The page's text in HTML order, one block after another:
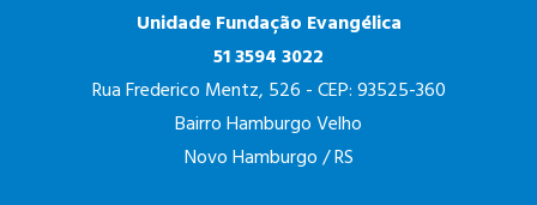
Unidade Fundação Evangélica
51 3594 3022
Rua Frederico Mentz, 526 - CEP: 93525-360
Bairro Hamburgo Velho
Novo Hamburgo / RS